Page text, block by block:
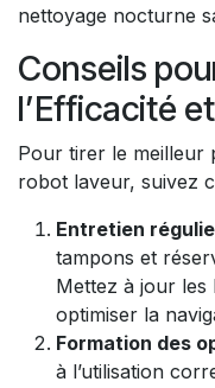
nettoyage nocturne
Conseils
l’Efficacité
Pour tirer le meilleur
robot laveur, suivez
Entretien
tampons et
Mettez à jour les
optimiser la
Formation des
à l’utilisation